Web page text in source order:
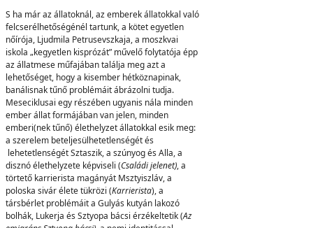
S ha már az állatoknál, az emberek állatokkal való
felcserélhetőségénél tartunk, a kötet egyetlen
nőírója, Ljudmila Petrusevszkaja, a moszkvai
iskola „kegyetlen kisprózát” művelő folytatója épp
az állatmese műfajában találja meg azt a
lehetőséget, hogy a kisember hétköznapinak,
banálisnak tűnő problémáit ábrázolni tudja.
Meseciklusai egy részében ugyanis nála minden
ember állat formájában van jelen, minden
emberi(nek tűnő) élethelyzet állatokkal esik meg:
a szerelem beteljesülhetetlenségét és
lehetetlenségét Sztaszik, a szúnyog és Alla, a
disznó élethelyzete képviseli (Családi jelenet), a
törtető karrierista magányát Msztyiszláv, a
poloska sivár élete tükrözi (Karrierista), a
társbérlet problémáit a Gulyás kutyán lakozó
bolhák, Lukerja és Sztyopa bácsi érzékeltetik (Az